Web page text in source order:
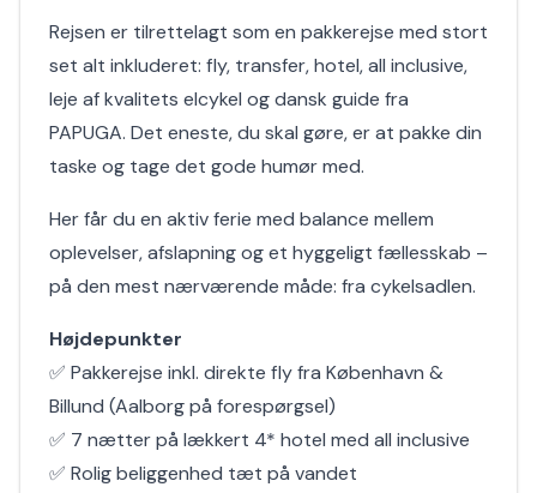
Rejsen er tilrettelagt som en pakkerejse med stort
set alt inkluderet: fly, transfer, hotel, all inclusive,
leje af kvalitets elcykel og dansk guide fra
PAPUGA. Det eneste, du skal gøre, er at pakke din
taske og tage det gode humør med.
Her får du en aktiv ferie med balance mellem
oplevelser, afslapning og et hyggeligt fællesskab –
på den mest nærværende måde: fra cykelsadlen.
Højdepunkter
✅ Pakkerejse inkl. direkte fly fra København &
Billund (Aalborg på forespørgsel)
✅ 7 nætter på lækkert 4* hotel med all inclusive
✅ Rolig beliggenhed tæt på vandet